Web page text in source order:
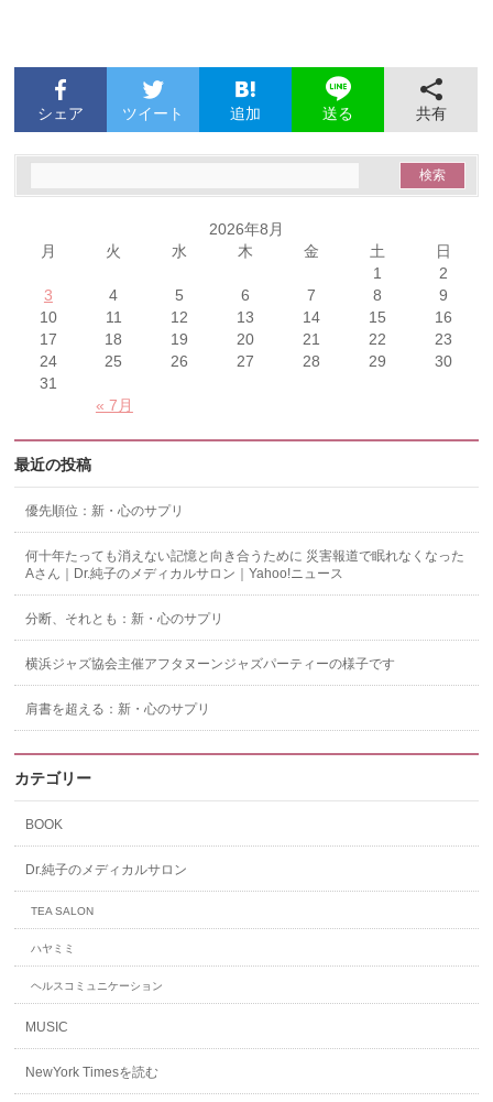
シェア ツイート 追加 送る 共有
2026年8月
月
火 水 木 金 土 日
« 7月
1
2
3
4 5 6 7 8
9
10
11 12 13 14 15
16
17
18 19 20 21 22
23
24
25 26 27 28 29
30
31
最近の投稿
優先順位：新・心のサプリ
何十年たっても消えない記憶と向き合うために 災害報道で眠れなくなった
Aさん｜Dr.純子のメディカルサロン｜Yahoo!ニュース
分断、それとも：新・心のサプリ
横浜ジャズ協会主催アフタヌーンジャズパーティーの様子です
肩書を超える：新・心のサプリ
カテゴリー
BOOK
Dr.純子のメディカルサロン
TEA SALON
ハヤミミ
ヘルスコミュニケーション
MUSIC
NewYork Timesを読む